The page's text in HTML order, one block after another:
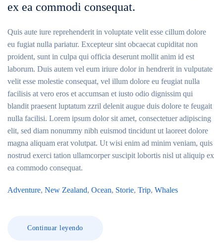
ex ea commodi consequat.
Quis aute iure reprehenderit in voluptate velit esse cillum dolore
eu fugiat nulla pariatur. Excepteur sint obcaecat cupiditat non
proident, sunt in culpa qui officia deserunt mollit anim id est
laborum. Duis autem vel eum iriure dolor in hendrerit in vulputate
velit esse molestie consequat, vel illum dolore eu feugiat nulla
facilisis at vero eros et accumsan et iusto odio dignissim qui
blandit praesent luptatum zzril delenit augue duis dolore te feugait
nulla facilisi. Lorem ipsum dolor sit amet, consectetuer adipiscing
elit, sed diam nonummy nibh euismod tincidunt ut laoreet dolore
magna aliquam erat volutpat. Ut wisi enim ad minim veniam, quis
nostrud exerci tation ullamcorper suscipit lobortis nisl ut aliquip ex
ea commodo consequat.
Adventure, New Zealand, Ocean, Storie, Trip, Whales
Continuar leyendo